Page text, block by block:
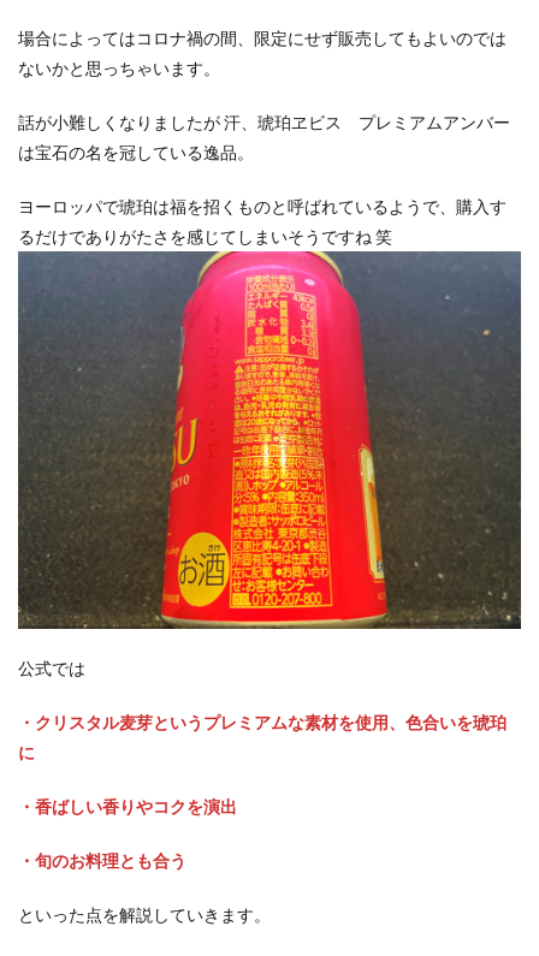
場合によってはコロナ禍の間、限定にせず販売してもよいのでは
ないかと思っちゃいます。
話が小難しくなりましたが 汗、琥珀ヱビス プレミアムアンバー
は宝石の名を冠している逸品。
ヨーロッパで琥珀は福を招くものと呼ばれているようで、購入す
るだけでありがたさを感じてしまいそうですね 笑
公式では
・クリスタル麦芽というプレミアムな素材を使用、色合いを琥珀
に
・香ばしい香りやコクを演出
・旬のお料理とも合う
といった点を解説していきます。